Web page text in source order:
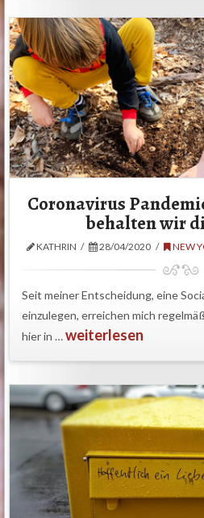
Coronavirus
behalten wir
KATHRIN 28/04/2020 NEW
Seit meiner Entscheidung, eine
einzulegen, erreichen mich
hier in …weiterlesen